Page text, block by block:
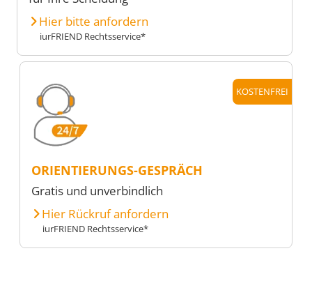
Hier bitte anfordern
iurFRIEND Rechtsservice*
KOSTENFREI
ORIENTIERUNGS-GESPRÄCH
Gratis und unverbindlich
Hier Rückruf anfordern
iurFRIEND Rechtsservice*